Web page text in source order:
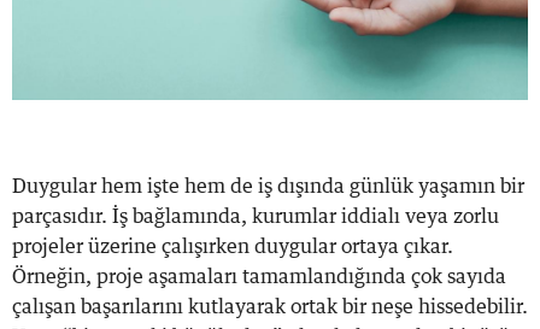
Duygular hem işte hem de iş dışında günlük yaşamın bir
parçasıdır. İş bağlamında, kurumlar iddialı veya zorlu
projeler üzerine çalışırken duygular ortaya çıkar.
Örneğin, proje aşamaları tamamlandığında çok sayıda
çalışan başarılarını kutlayarak ortak bir neşe hissedebilir.